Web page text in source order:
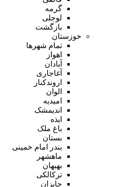
گرمه
لوجلی
بازگشت
خوزستان
تمام شهر‌ها
اهواز
آبادان
آغاجاری
اروندکنار
الوان
امیدیه
اندیمشک
ایذه
باغ ملک
بستان
بندر امام خمینی
ماهشهر
بهبهان
ترکالکی
جایزان